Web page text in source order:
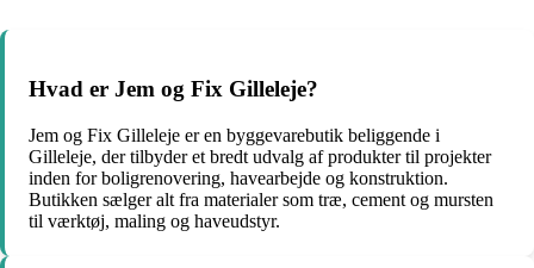
Hvad er Jem og Fix Gilleleje?
Jem og Fix Gilleleje er en byggevarebutik beliggende i
Gilleleje, der tilbyder et bredt udvalg af produkter til projekter
inden for boligrenovering, havearbejde og konstruktion.
Butikken sælger alt fra materialer som træ, cement og mursten
til værktøj, maling og haveudstyr.